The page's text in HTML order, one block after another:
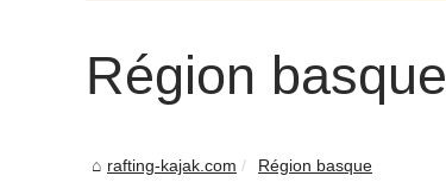
Région basque
rafting-kajak.com Région basque